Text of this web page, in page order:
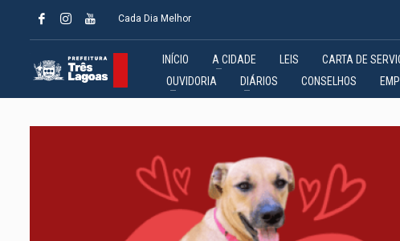
Cada Dia Melhor
INÍCIO A CIDADE LEIS CARTA DE
OUVIDORIA
DIÁRIOS CONSELHOS